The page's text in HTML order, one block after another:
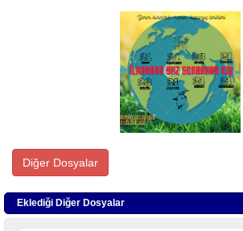
Diğer Dosyalar
Eklediği Diğer Dosyalar